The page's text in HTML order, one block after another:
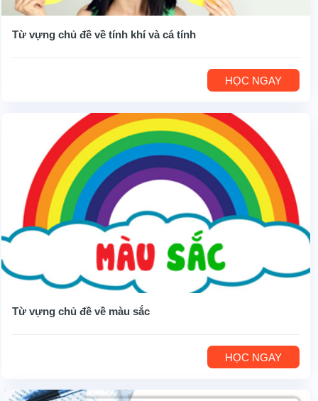
Từ vựng chủ đề về tính khí và cá tính
HỌC NGAY
Từ vựng chủ đề về màu sắc
HỌC NGAY